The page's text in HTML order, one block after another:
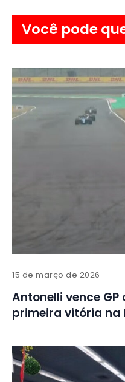
Você pode
15 de março de 2026
Antonelli vence
primeira vitória na